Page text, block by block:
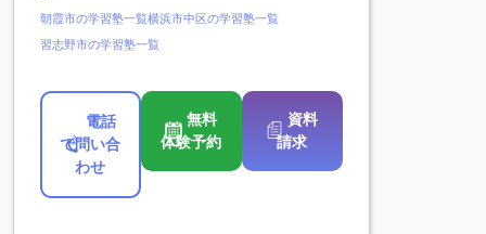
朝霞市の学習塾一覧横浜市中区の学習塾一覧
習志野市の学習塾一覧
電話
で問い合
わせ
無料
体験予約
資料
請求